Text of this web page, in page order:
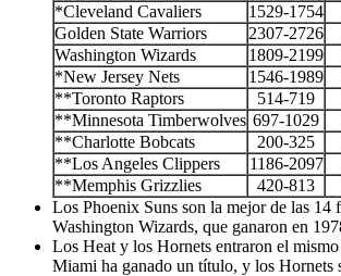
*Cleveland Cavaliers
1529-1754
Golden State Warriors
2307-2726
Washington Wizards
1809-2199
*New Jersey Nets
1546-1989
**Toronto Raptors
514-719
**Minnesota Timberwolves 697-1029
**Charlotte Bobcats
200-325
**Los Angeles Clippers
1186-2097
**Memphis Grizzlies
420-813
Los Phoenix Suns son la mejor de las 14
Washington Wizards, que ganaron en
Los Heat y los Hornets entraron el
Miami ha ganado un título, y los Hornets